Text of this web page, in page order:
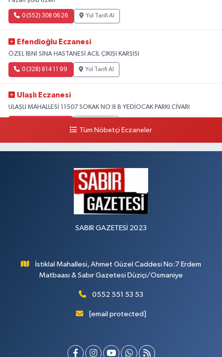
0 (552) 308 06 26 Yol Tarifi Al
Efendioğlu Eczanesi
ÖZEL İBNİ SİNA HASTANESİ ACİL ÇIKIŞI KARŞISI
0 (328) 814 11 99 Yol Tarifi Al
Ulaşlı Eczanesi
ULAŞLI MAHALLESİ 11507 SOKAK NO:8 B YEDİOCAK PARKI CİVARI
Tüm Nöbetçi Eczaneler
SABIR GAZETESİ 2023
İstiklal Mahallesi, Ahmet Güzel Caddesi No:7 Erdem
Matbaası & Sabır Gazetesi Düziçi/Osmaniye
0552 551 53 53
[email protected]